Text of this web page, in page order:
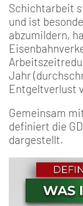
Schichtarbeit
und ist
abzumildern,
Jahr
Entgeltverlust
Gemeinsam
definiert die
dargestellt.